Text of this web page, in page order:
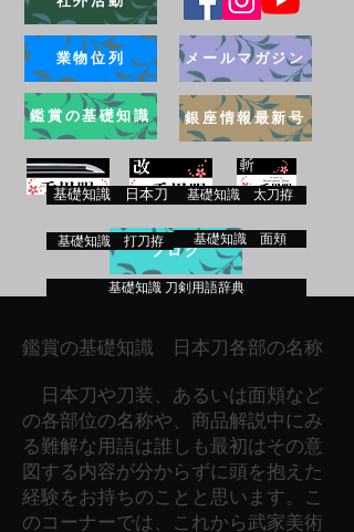
業物位列
鑑賞の基礎知識
メールマガジン
銀座情報最新号
ブログ
基礎知識 日本刀
基礎知識 打刀拵
基礎知識 太刀拵
基礎知識 面頬
基礎知識 刀剣用語辞典
鑑賞の基礎知識 日本刀各部の名称
日本刀や刀装、あるいは面頬など
の各部位の名称や、商品解説中にみ
る難解な用語は誰しも最初はその意
図する内容が分からずに頭を抱えた
経験をお持ちのことと思います。こ
のコーナーでは、これから武家美術